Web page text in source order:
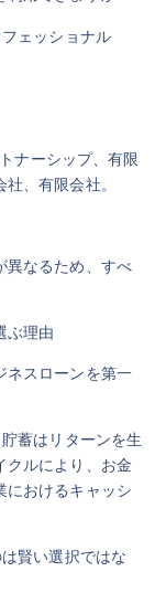
ェッショナル
ナーシップ、有限
、有限会社。
異なるため、すべ
ぶ理由
ネスローンを第一
蓄はリターンを生
クルにより、お金
におけるキャッシ
賢い選択ではな